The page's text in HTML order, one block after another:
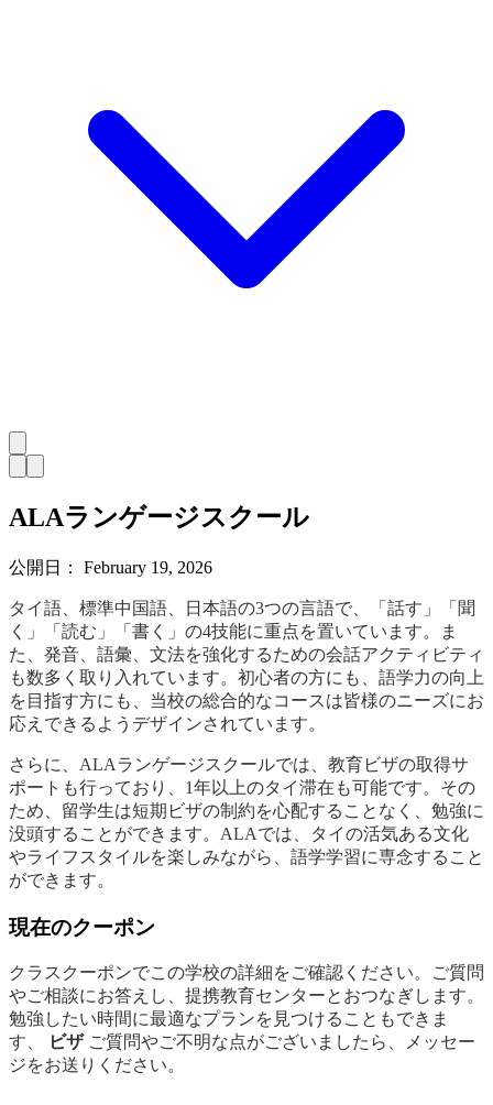
ALAランゲージスクール
公開日： February 19, 2026
タイ語、標準中国語、日本語の3つの言語で、「話す」「聞
く」「読む」「書く」の4技能に重点を置いています。ま
た、発音、語彙、文法を強化するための会話アクティビティ
も数多く取り入れています。初心者の方にも、語学力の向上
を目指す方にも、当校の総合的なコースは皆様のニーズにお
応えできるようデザインされています。
さらに、ALAランゲージスクールでは、教育ビザの取得サ
ポートも行っており、1年以上のタイ滞在も可能です。その
ため、留学生は短期ビザの制約を心配することなく、勉強に
没頭することができます。ALAでは、タイの活気ある文化
やライフスタイルを楽しみながら、語学学習に専念すること
ができます。
現在のクーポン
クラスクーポンでこの学校の詳細をご確認ください。ご質問
やご相談にお答えし、提携教育センターとおつなぎします。
勉強したい時間に最適なプランを見つけることもできま
す、
ビザご質問やご不明な点がございましたら、メッセー
ジをお送りください。